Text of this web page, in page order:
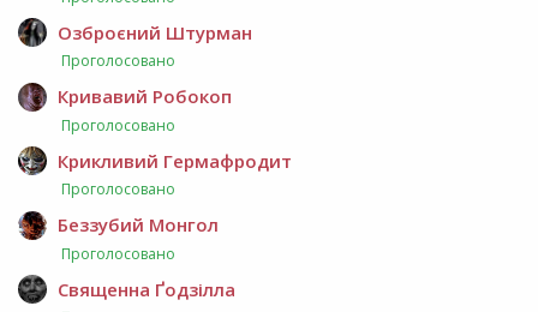
Озброєний Штурман
Проголосовано
Кривавий Робокоп
Проголосовано
Крикливий Гермафродит
Проголосовано
Беззубий Монгол
Проголосовано
Священна Ґодзілла